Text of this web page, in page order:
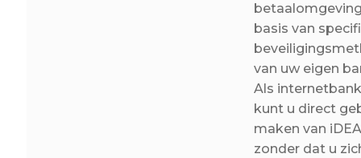
basis van
van uw eigen
Als
kunt u direct
maken van
zonder dat u